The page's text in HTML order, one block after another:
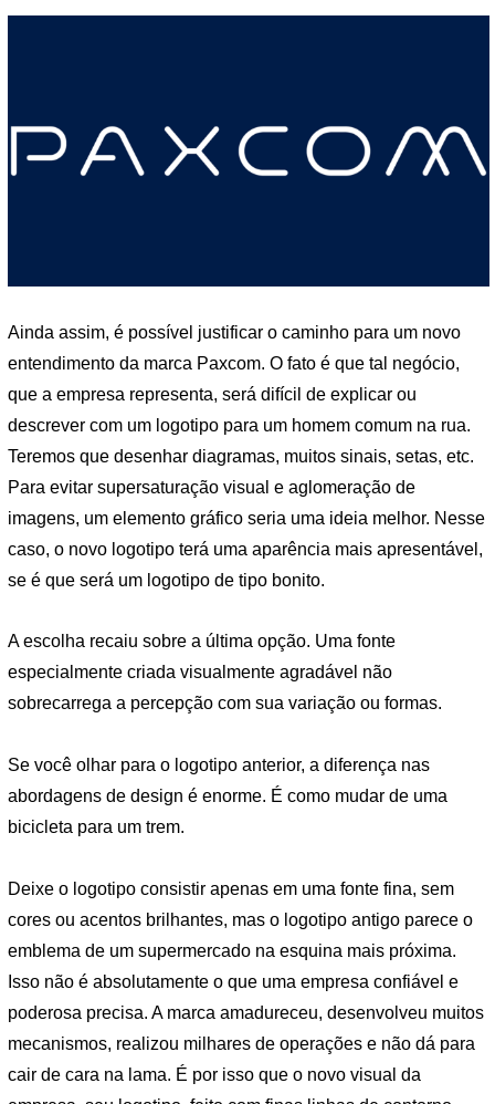
Ainda assim, é possível justificar o caminho para um novo
entendimento da marca Paxcom. O fato é que tal negócio,
que a empresa representa, será difícil de explicar ou
descrever com um logotipo para um homem comum na rua.
Teremos que desenhar diagramas, muitos sinais, setas, etc.
Para evitar supersaturação visual e aglomeração de
imagens, um elemento gráfico seria uma ideia melhor. Nesse
caso, o novo logotipo terá uma aparência mais apresentável,
se é que será um logotipo de tipo bonito.
A escolha recaiu sobre a última opção. Uma fonte
especialmente criada visualmente agradável não
sobrecarrega a percepção com sua variação ou formas.
Se você olhar para o logotipo anterior, a diferença nas
abordagens de design é enorme. É como mudar de uma
bicicleta para um trem.
Deixe o logotipo consistir apenas em uma fonte fina, sem
cores ou acentos brilhantes, mas o logotipo antigo parece o
emblema de um supermercado na esquina mais próxima.
Isso não é absolutamente o que uma empresa confiável e
poderosa precisa. A marca amadureceu, desenvolveu muitos
mecanismos, realizou milhares de operações e não dá para
cair de cara na lama. É por isso que o novo visual da